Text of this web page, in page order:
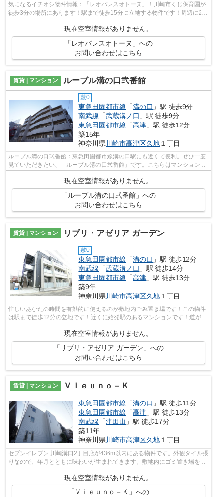
気になるイチオシ物件情報：「レオパレスオトーヌ」！川崎市くじ保育園が
徒歩3分の場所にあります！駅まで徒歩15分に立地する物件です！周辺に2駅
ありの電車通勤しやすいアパートです...
現在空室情報がありません。
「レオパレスオトーヌ」への
お問い合わせはこちら
賃貸 | マンション ルーブル溝の口弐番館
敷0
東急田園都市線 「溝の口 」駅 徒歩9分
南武線 「武蔵溝ノ口 」駅 徒歩9分
東急田園都市線 「高津 」駅 徒歩12分
築15年
神奈川県川崎市高津区久地１丁目
ルーブル溝の口弐番館：東急田園都市線溝の口駅にも近くて便利。ぜひ一度
見ていただきたい、「ルーブル溝の口弐番館」です。こちらはマンションタ
現在空室情報がありません。
「ルーブル溝の口弐番館」への
お問い合わせはこちら
賃貸 | マンション リブリ・アゼリア ガーデン
敷0
東急田園都市線 「溝の口 」駅 徒歩12分
南武線 「武蔵溝ノ口 」駅 徒歩14分
東急田園都市線 「高津 」駅 徒歩13分
築9年
神奈川県 川崎市高津区久地 １丁目
忙しいあなたの時間を有効的に使えるのが敷地内ごみ置き場です！この物件
は駅まで徒歩12分の立地です！近くに始発駅のあるマンションです！道が平
坦だと買い物も快適にできますね！ケ...
現在空室情報がありません。
「リブリ・アゼリア ガーデン」への
お問い合わせはこちら
賃貸 | マンション Ｖｉｅｕｎｏ－Ｋ
東急田園都市線 「溝の口 」駅 徒歩11分
東急田園都市線 「高津 」駅 徒歩13分
南武線 「津田山 」駅 徒歩17分
築11年
神奈川県 川崎市高津区久地 １丁目
セブンイレブン 川崎溝口2丁目店が436m以内にある物件です。外観タイル張
りなので、年月とともに味わいが生まれてきます。敷地内にゴミ置き場を備
えているので敷地外に出る必要が無く...
現在空室情報がありません。
「Ｖｉｅｕｎｏ－Ｋ」への